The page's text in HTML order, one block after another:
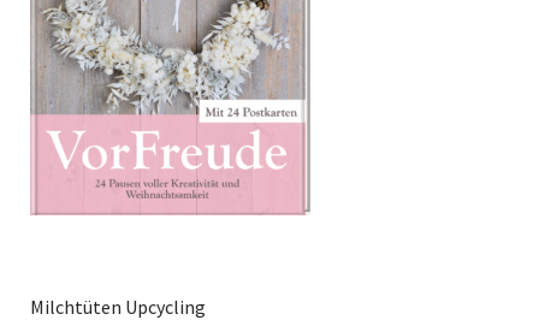
Milchtüten Upcycling